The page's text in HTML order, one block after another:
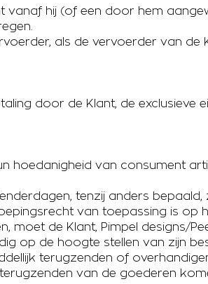
vanaf hij (of een door hem
als de vervoerder van de
door de Klant, de exclusieve
hoedanigheid van consument
tenzij anders
van toepassing is op
moet de Klant, Pimpel designs/
op de hoogte stellen van zijn
terugzenden of
van de goederen